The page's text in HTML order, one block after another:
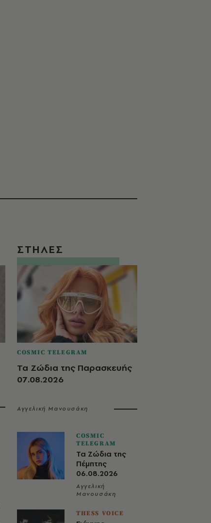
ΣΤΗΛΕΣ
COSMIC TELEGRAM
Τα Ζώδια της Παρασκευής
07.08.2026
Αγγελική Μανουσάκη
COSMIC
TELEGRAM
Τα Ζώδια της
Πέμπτης
06.08.2026
Αγγελική
Μανουσάκη
THESS VOICE